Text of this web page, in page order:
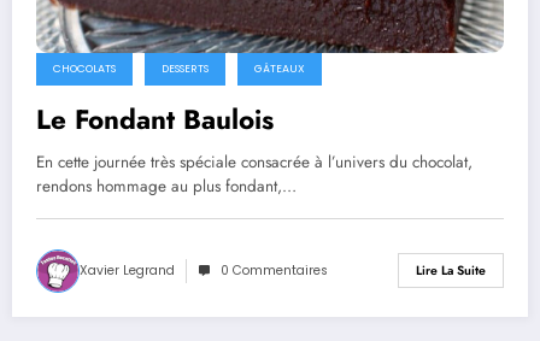
CHOCOLATS DESSERTS GÂTEAUX
Le Fondant Baulois
En cette journée très spéciale consacrée à l’univers du chocolat,
rendons hommage au plus fondant,…
Xavier Legrand 0 Commentaires Lire La Suite